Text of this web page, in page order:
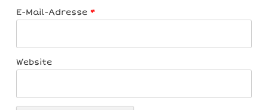
E-Mail-Adresse*
Website